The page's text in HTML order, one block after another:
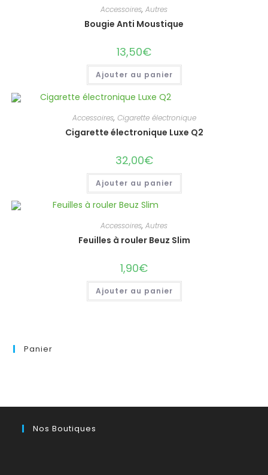
Accessoires, Autres
Bougie Anti Moustique
13,50€
Ajouter au panier
Accessoires, Cigarette électronique
Cigarette électronique Luxe Q2
32,00€
Ajouter au panier
Accessoires, Autres
Feuilles à rouler Beuz Slim
1,90€
Ajouter au panier
Panier
Nos Boutiques